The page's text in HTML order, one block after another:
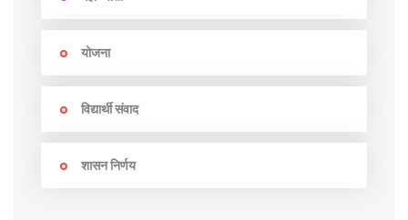
योजना
विद्यार्थी संवाद
शासन निर्णय